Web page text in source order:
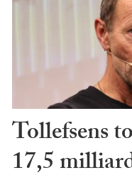
Tollefsens
17,5